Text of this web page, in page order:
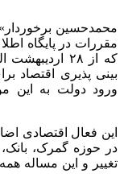
مقررات در پایگاه
که از ۲۸
بینی پذیری اقتصاد
ورود دولت به این
این فعال اقتصادی
در حوزه گمرک،
تغییر و این مساله